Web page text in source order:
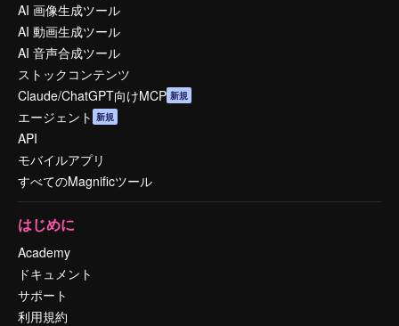
AI 画像生成ツール
AI 動画生成ツール
AI 音声合成ツール
ストックコンテンツ
Claude/ChatGPT向けMCP 新規
エージェント 新規
API
モバイルアプリ
すべてのMagnificツール
はじめに
Academy
ドキュメント
サポート
利用規約